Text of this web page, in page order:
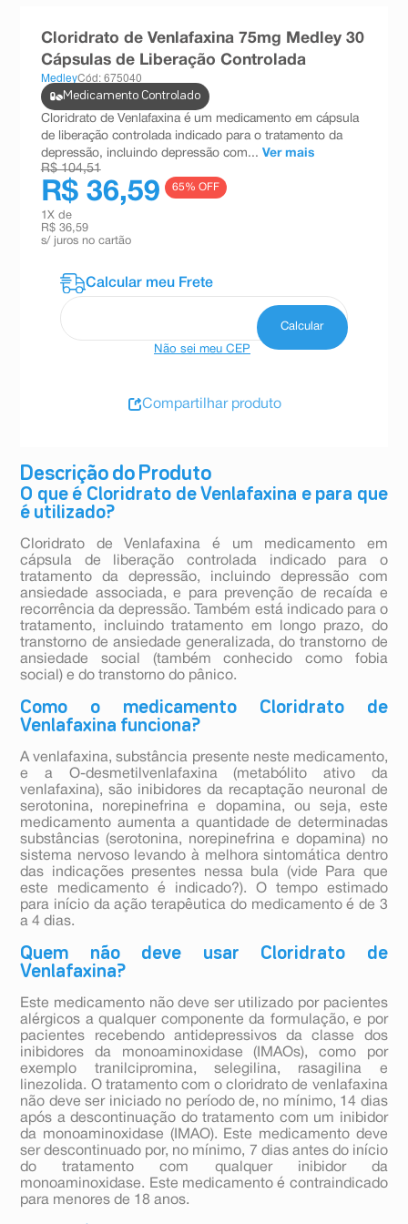
Descrição do Produto
O que é Cloridrato de Venlafaxina e para que
é utilizado?
Cloridrato de Venlafaxina é um medicamento em
cápsula de liberação controlada indicado para o
tratamento da depressão, incluindo depressão com
ansiedade associada, e para prevenção de recaída e
recorrência da depressão. Também está indicado para o
tratamento, incluindo tratamento em longo prazo, do
transtorno de ansiedade generalizada, do transtorno de
ansiedade social (também conhecido como fobia
social) e do transtorno do pânico.
Como o medicamento Cloridrato de
Venlafaxina funciona?
A venlafaxina, substância presente neste medicamento,
e a O-desmetilvenlafaxina (metabólito ativo da
venlafaxina), são inibidores da recaptação neuronal de
serotonina, norepinefrina e dopamina, ou seja, este
medicamento aumenta a quantidade de determinadas
substâncias (serotonina, norepinefrina e dopamina) no
sistema nervoso levando à melhora sintomática dentro
das indicações presentes nessa bula (vide Para que
este medicamento é indicado?). O tempo estimado
para início da ação terapêutica do medicamento é de 3
a 4 dias.
Quem não deve usar Cloridrato de
Venlafaxina?
Este medicamento não deve ser utilizado por pacientes
alérgicos a qualquer componente da formulação, e por
pacientes recebendo antidepressivos da classe dos
inibidores da monoaminoxidase (IMAOs), como por
exemplo tranilcipromina, selegilina, rasagilina e
linezolida. O tratamento com o cloridrato de venlafaxina
não deve ser iniciado no período de, no mínimo, 14 dias
após a descontinuação do tratamento com um inibidor
da monoaminoxidase (IMAO). Este medicamento deve
ser descontinuado por, no mínimo, 7 dias antes do início
do tratamento com qualquer inibidor da
monoaminoxidase. Este medicamento é contraindicado
para menores de 18 anos.
Cloridrato de Venlafaxina 75mg Medley 30
Cápsulas de Liberação Controlada
MedleyCód: 675040
Medicamento Controlado
Cloridrato de Venlafaxina é um medicamento em cápsula
de liberação controlada indicado para o tratamento da
depressão, incluindo depressão com... Ver mais
R$ 104,51
R$ 36,59 65% OFF
1 X de
R$ 36,59
s/ juros no cartão
Não sei meu CEP
Compartilhar produto
teste gravidez
10ºesmalte